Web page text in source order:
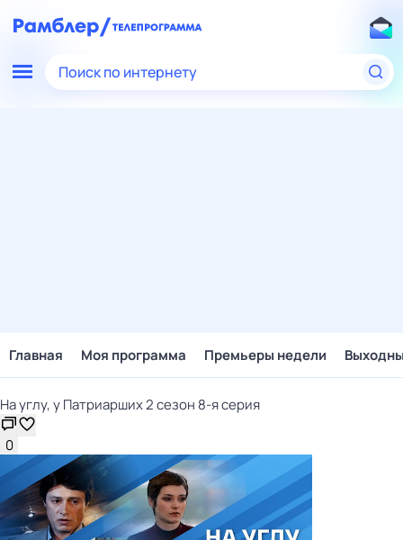
Поиск по интернету
Главная Моя программа Премьеры недели
На углу, у Патриарших 2 сезон 8-я серия
0